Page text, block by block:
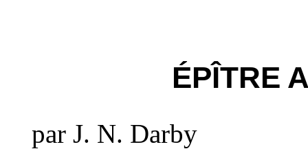
ÉPÎTRE
par J. N. Darby